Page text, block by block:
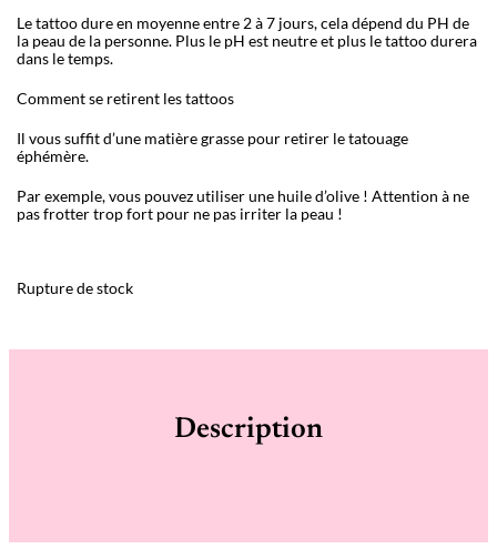
Le tattoo dure en moyenne entre 2 à 7 jours, cela dépend du PH de
la peau de la personne. Plus le pH est neutre et plus le tattoo durera
dans le temps.
Comment se retirent les tattoos
Il vous suffit d’une matière grasse pour retirer le tatouage
éphémère.
Par exemple, vous pouvez utiliser une huile d’olive ! Attention à ne
pas frotter trop fort pour ne pas irriter la peau !
Rupture de stock
Description